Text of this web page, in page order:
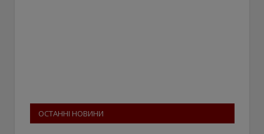
ОСТАННІ НОВИНИ